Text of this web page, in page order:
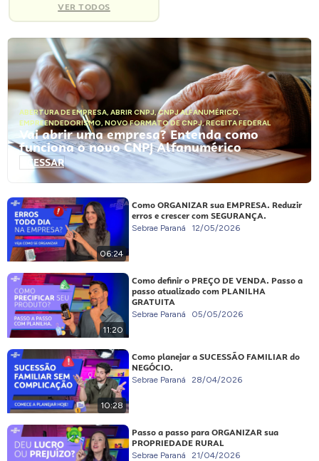
VER TODOS
ABERTURA DE EMPRESA, ABRIR CNPJ,CNPJ ALFANUMÉRICO,
EMPREENDEDORISMO, NOVO FORMATO DE CNPJ,RECEITA FEDERAL
Vai abrir uma empresa? Entenda como
funciona o novo CNPJ Alfanumérico
ACESSAR
06:24
Como ORGANIZAR sua EMPRESA. Reduzir
erros e crescer com SEGURANÇA.
Sebrae Paraná 12/05/2026
11:20
Como definir o PREÇO DE VENDA. Passo a
passo atualizado com PLANILHA
GRATUITA
Sebrae Paraná 05/05/2026
10:28
Como planejar a SUCESSÃO FAMILIAR do
NEGÓCIO.
Sebrae Paraná 28/04/2026
Passo a passo para ORGANIZAR sua
PROPRIEDADE RURAL
Sebrae Paraná 21/04/2026